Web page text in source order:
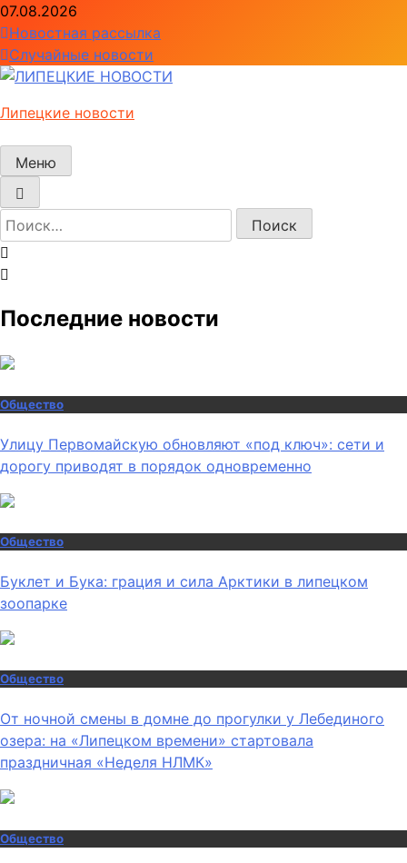
Перейти
к
содержимому
07.08.2026
Новостная рассылка
Случайные новости
Липецкие новости
Меню
Найти:
Последние новости
Общество
Улицу Первомайскую обновляют «под ключ»: сети и
дорогу приводят в порядок одновременно
Общество
Буклет и Бука: грация и сила Арктики в липецком
зоопарке
Общество
От ночной смены в домне до прогулки у Лебединого
озера: на «Липецком времени» стартовала
праздничная «Неделя НЛМК»
Общество